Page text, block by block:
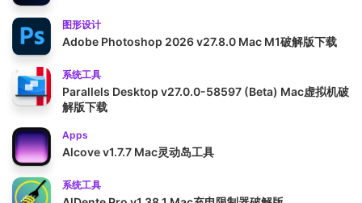
图形设计
Adobe Photoshop 2026 v27.8.0 Mac M1破解版下载
系统工具
Parallels Desktop v27.0.0-58597 (Beta) Mac虚拟机破
解版下载
Apps
Alcove v1.7.7 Mac灵动岛工具
系统工具